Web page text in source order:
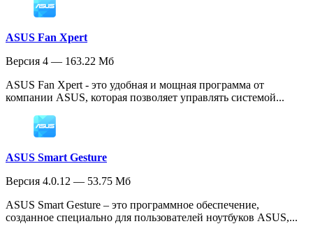
ASUS Fan Xpert
Версия 4 — 163.22 Мб
ASUS Fan Xpert - это удобная и мощная программа от
компании ASUS, которая позволяет управлять системой...
ASUS Smart Gesture
Версия 4.0.12 — 53.75 Мб
ASUS Smart Gesture – это программное обеспечение,
созданное специально для пользователей ноутбуков ASUS,...